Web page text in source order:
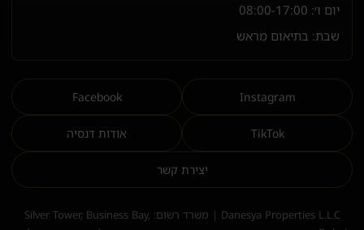
יום ו׳: 08:00-17:00
שבת: בתיאום מראש
Instagram
Facebook
TikTok אודות דנסיה
יצירת קשר
Danesya Properties L.L.C | משרד רשום: Silver Tower, Business Bay,